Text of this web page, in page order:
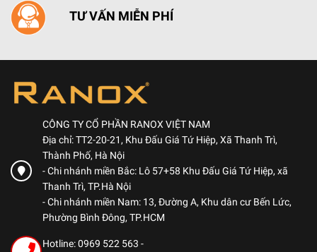
TƯ VẤN MIỄN PHÍ
CÔNG TY CỔ PHẦN RANOX VIỆT NAM
Địa chỉ: TT2-20-21, Khu Đấu Giá Tứ Hiệp, Xã Thanh Trì,
Thành Phố, Hà Nội
- Chi nhánh miền Bắc: Lô 57+58 Khu Đấu Giá Tứ Hiệp, xã
Thanh Trì, TP.Hà Nội
- Chi nhánh miền Nam: 13, Đường A, Khu dân cư Bến Lức,
Phường Bình Đông, TP.HCM
Hotline: 0969 522 563 -